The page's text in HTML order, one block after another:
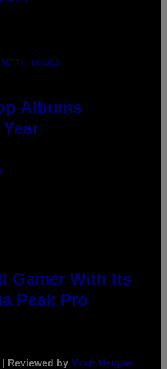
IMAGES
Albums
Gamer With Its
Peak Pro
| Reviewed by Ysolt Usigan